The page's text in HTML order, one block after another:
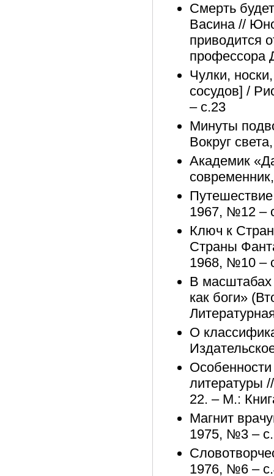
Смерть
Васина //
приводится
профессора
Чулки,
сосудов] /
– с.23
Минуты
Вокруг
Академик
1967, №12 –
Ключ к
Страны
1968, №10 –
В
как боги»
О
литературы
22. – М.:
Магнит
1975, №3 –
1976, №6 –